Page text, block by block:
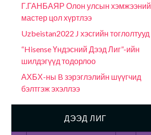
Г.ГАНБАЯР Олон улсын хэмжээний
мастер цол хүртлээ
Uzbeistan2022 J хэсгийн тоглолтууд
“Hisense Үндэсний Дээд Лиг”-ийн
шилдэгүүд тодорлоо
АХБХ-ны B зэрэглэлийн шүүгчид
бэлтгэж эхэллээ
ДЭЭД ЛИГ